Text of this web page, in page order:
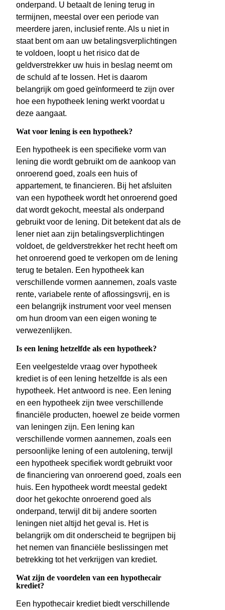
onderpand. U betaalt de lening terug in
termijnen, meestal over een periode van
meerdere jaren, inclusief rente. Als u niet in
staat bent om aan uw betalingsverplichtingen
te voldoen, loopt u het risico dat de
geldverstrekker uw huis in beslag neemt om
de schuld af te lossen. Het is daarom
belangrijk om goed geïnformeerd te zijn over
hoe een hypotheek lening werkt voordat u
deze aangaat.
Wat voor lening is een hypotheek?
Een hypotheek is een specifieke vorm van
lening die wordt gebruikt om de aankoop van
onroerend goed, zoals een huis of
appartement, te financieren. Bij het afsluiten
van een hypotheek wordt het onroerend goed
dat wordt gekocht, meestal als onderpand
gebruikt voor de lening. Dit betekent dat als de
lener niet aan zijn betalingsverplichtingen
voldoet, de geldverstrekker het recht heeft om
het onroerend goed te verkopen om de lening
terug te betalen. Een hypotheek kan
verschillende vormen aannemen, zoals vaste
rente, variabele rente of aflossingsvrij, en is
een belangrijk instrument voor veel mensen
om hun droom van een eigen woning te
verwezenlijken.
Is een lening hetzelfde als een hypotheek?
Een veelgestelde vraag over hypotheek
krediet is of een lening hetzelfde is als een
hypotheek. Het antwoord is nee. Een lening
en een hypotheek zijn twee verschillende
financiële producten, hoewel ze beide vormen
van leningen zijn. Een lening kan
verschillende vormen aannemen, zoals een
persoonlijke lening of een autolening, terwijl
een hypotheek specifiek wordt gebruikt voor
de financiering van onroerend goed, zoals een
huis. Een hypotheek wordt meestal gedekt
door het gekochte onroerend goed als
onderpand, terwijl dit bij andere soorten
leningen niet altijd het geval is. Het is
belangrijk om dit onderscheid te begrijpen bij
het nemen van financiële beslissingen met
betrekking tot het verkrijgen van krediet.
Wat zijn de voordelen van een hypothecair
krediet?
Een hypothecair krediet biedt verschillende